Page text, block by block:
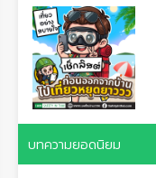
บทความยอดนิยม